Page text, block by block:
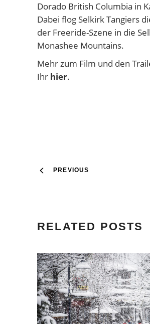
Dorado British Columbia in
Dabei flog Selkirk Tangiers
der Freeride-Szene in die
Monashee Mountains.
Mehr zum Film und den
Ihr hier.
PREVIOUS
RELATED POSTS